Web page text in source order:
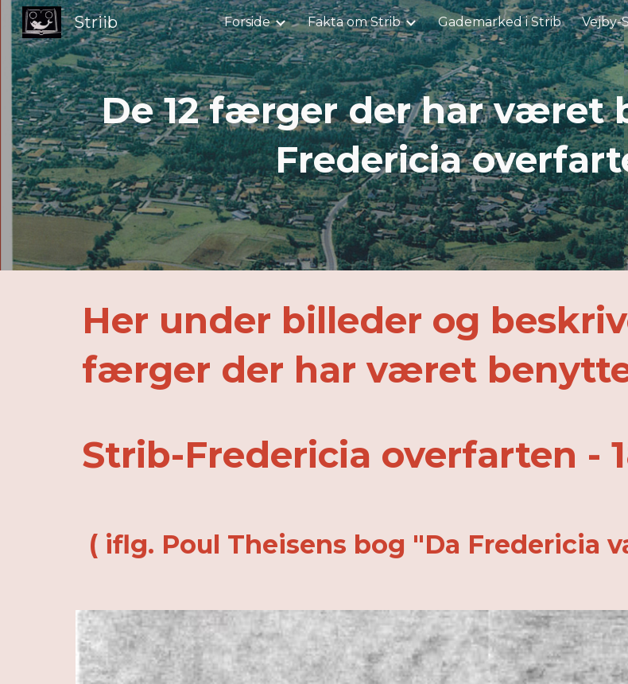
Skip to main content
Striib Forside Fakta om Strib Gademarked i Strib Vejby-
De 12 færger der har været
Fredericia
Her under billeder og
færger der har været
Strib-Fredericia overfarten -
( iflg. Poul Theisens bog "Da Fredericia